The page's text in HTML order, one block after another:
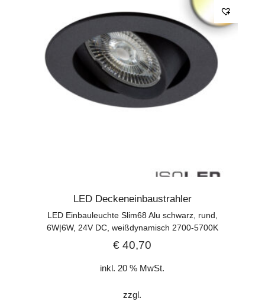
LED Deckeneinbaustrahler
LED Einbauleuchte Slim68 Alu schwarz, rund,
6W|6W, 24V DC, weißdynamisch 2700-5700K
€ 40,70
inkl. 20 % MwSt.
zzgl.